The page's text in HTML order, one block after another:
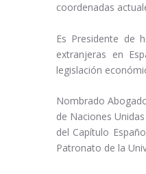
coordenadas
Es Presidente de
extranjeras en
legislación
Nombrado
de Naciones
del Capítulo
Patronato de la